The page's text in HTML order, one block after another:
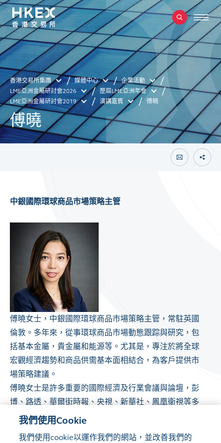
香港交易所集團 媒體中心
企業活動
LME亞洲金屬研討會2026
歷屆LME亞洲年會
LME亞洲金屬研討會2019
演講嘉賓 傅曉
傅曉
中銀國際環球商品市場策略主管
傅曉女士，中銀國際環球商品市場策略主管，常駐英國
倫敦。多年來，從事環球商品市場動態跟踪與研究，包
括基本金屬，貴金屬和能源等。尤其是，專注於將全球
宏觀經濟趨勢和商品供需基本面相結合，為客戶提供市
場策略建議。
傅曉女士是許多重要的國際經濟及行業會議與論壇，彭
博、路透、華爾街時報、央視、新華社、鳳凰衛視等多
家媒體的主要嘉賓。傅曉女士還曾任職於德意志銀行倫
我們使用Cookie
我們使用cookie以運作我們的網站，並改善我們的